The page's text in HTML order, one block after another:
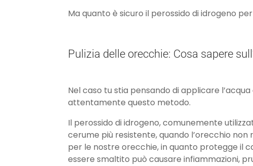
Ma quanto è sicuro il perossido di idrogeno
Pulizia delle orecchie: Cosa sapere
Nel caso tu stia pensando di applicare
attentamente questo metodo.
Il perossido di idrogeno, comunemente
cerume più resistente, quando l’orecchio
per le nostre orecchie, in quanto protegge il
essere smaltito può causare infiammazioni,